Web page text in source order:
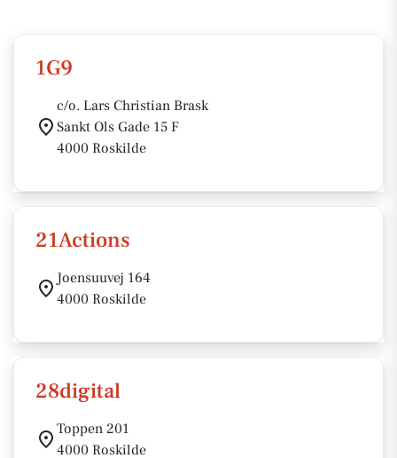
1G9
c/o. Lars Christian Brask
Sankt Ols Gade 15 F
4000 Roskilde
21Actions
Joensuuvej 164
4000 Roskilde
28digital
Toppen 201
4000 Roskilde